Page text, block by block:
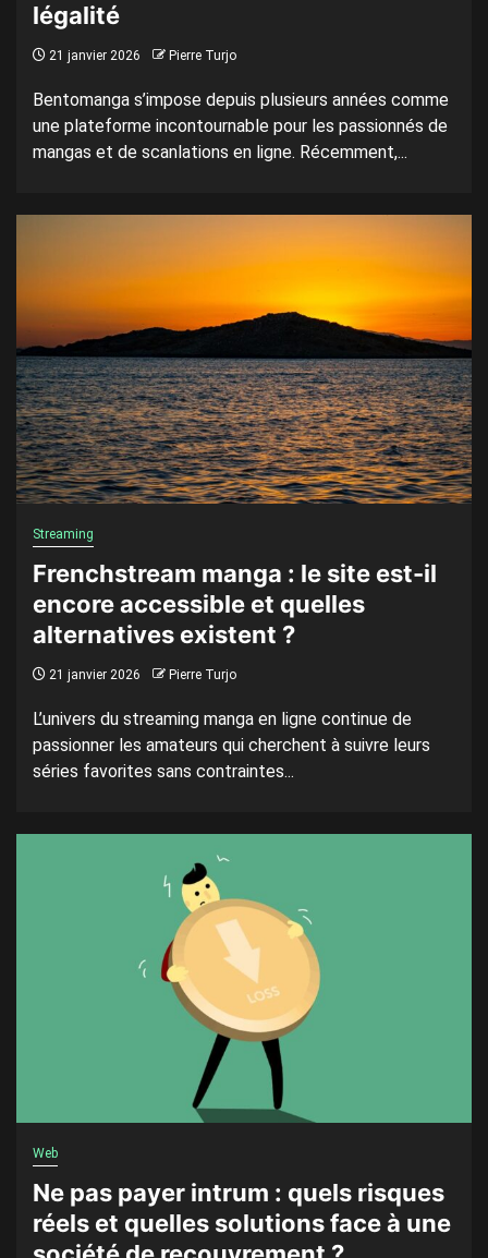
légalité
21 janvier 2026 Pierre Turjo
Bentomanga s’impose depuis plusieurs années comme
une plateforme incontournable pour les passionnés de
mangas et de scanlations en ligne. Récemment,...
Streaming
Frenchstream manga : le site est-il
encore accessible et quelles
alternatives existent ?
21 janvier 2026 Pierre Turjo
L’univers du streaming manga en ligne continue de
passionner les amateurs qui cherchent à suivre leurs
séries favorites sans contraintes...
Web
Ne pas payer intrum : quels risques
réels et quelles solutions face à une